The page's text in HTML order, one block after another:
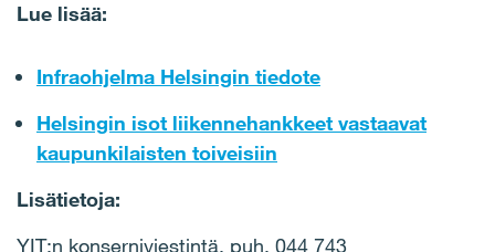
Lue lisää:
Infraohjelma Helsingin tiedote
Helsingin isot liikennehankkeet vastaavat
kaupunkilaisten toiveisiin
Lisätietoja:
YIT:n konserniviestintä, puh. 044 743